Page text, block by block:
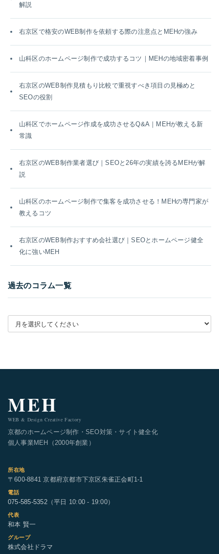
解説
右京区で格安のWEB制作を依頼する際の注意点とMEHの強み
山科区のホームページ制作で成功するコツ｜MEHの地域密着事例
右京区のWEB制作見積もり比較で重視すべき項目の見極めと
SEOの役割
山科区でホームページ作成を成功させるQ&A｜MEHが教える新
常識
右京区のWEB制作業者選び｜SEOと26年の実績を誇るMEHが解
説
山科区のホームページ制作で集客を成功させる！MEHの専門家が
教えるコツ
右京区のWEB制作おすすめ会社選び｜SEOとホームページ健全
化に強いMEH
過去のコラム一覧
月別アーカイブを選択
MEH
WEB & Design Creative Factory
京都のホームページ制作・SEO対策・サイト健全化
個人事業MEH（2000年創業）
所在地
〒600-8841 京都府京都市下京区朱雀正会町1-1
電話
075-585-5352（平日 10:00 - 19:00）
代表
和本 賢一
グループ
株式会社ドラマ